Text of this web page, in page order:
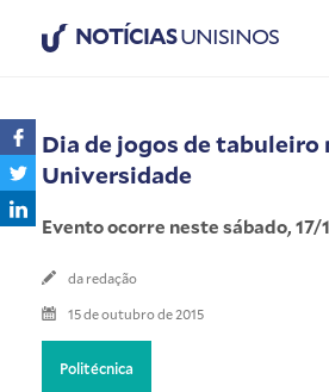
NOTÍCIASUNISINOS
Dia de jogos de tabuleiro
Universidade
Evento ocorre neste sábado, 17/
da redação
15 de outubro de 2015
Politécnica